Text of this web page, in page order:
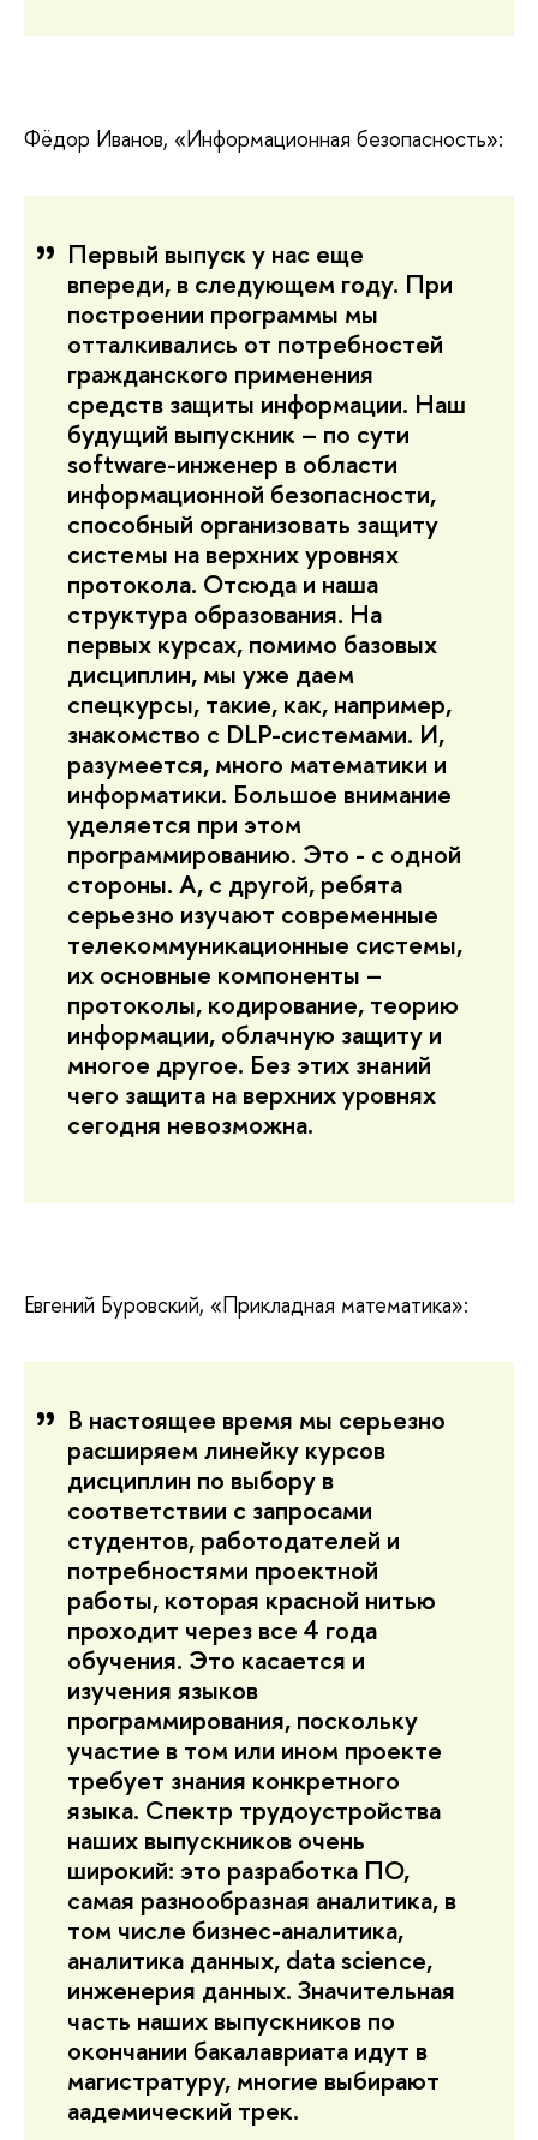
Фёдор Иванов, «Информационная безопасность»:
Первый выпуск у нас еще
впереди, в следующем году. При
построении программы мы
отталкивались от потребностей
гражданского применения
средств защиты информации. Наш
будущий выпускник – по сути
software-инженер в области
информационной безопасности,
способный организовать защиту
системы на верхних уровнях
протокола. Отсюда и наша
структура образования. На
первых курсах, помимо базовых
дисциплин, мы уже даем
спецкурсы, такие, как, например,
знакомство с DLP-системами. И,
разумеется, много математики и
информатики. Большое внимание
уделяется при этом
программированию. Это - с одной
стороны. А, с другой, ребята
серьезно изучают современные
телекоммуникационные системы,
их основные компоненты –
протоколы, кодирование, теорию
информации, облачную защиту и
многое другое. Без этих знаний
чего защита на верхних уровнях
сегодня невозможна.
Евгений Буровский, «Прикладная математика»:
В настоящее время мы серьезно
расширяем линейку курсов
дисциплин по выбору в
соответствии с запросами
студентов, работодателей и
потребностями проектной
работы, которая красной нитью
проходит через все 4 года
обучения. Это касается и
изучения языков
программирования, поскольку
участие в том или ином проекте
требует знания конкретного
языка. Спектр трудоустройства
наших выпускников очень
широкий: это разработка ПО,
самая разнообразная аналитика, в
том числе бизнес-аналитика,
аналитика данных, data science,
инженерия данных. Значительная
часть наших выпускников по
окончании бакалавриата идут в
магистратуру, многие выбирают
аадемический трек.